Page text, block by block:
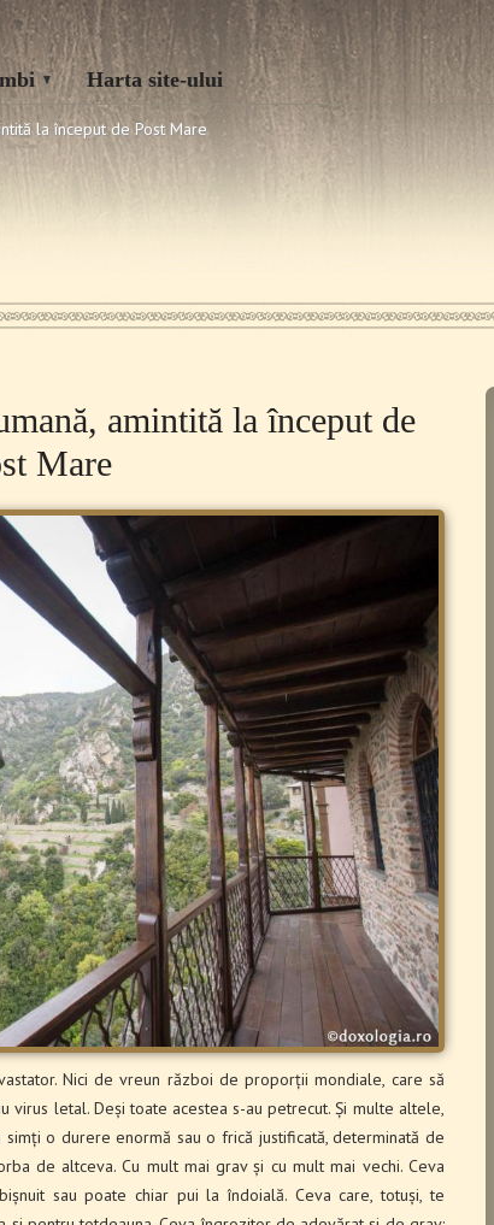
Harta site-ului
la început de Post Mare
amintită la început de
Mare
Nici de vreun război de proporții mondiale, care să
virus letal. Deși toate acestea s-au petrecut. Și multe altele,
o durere enormă sau o frică justificată, determinată de
de altceva. Cu mult mai grav și cu mult mai vechi. Ceva
sau poate chiar pui la îndoială. Ceva care, totuși, te